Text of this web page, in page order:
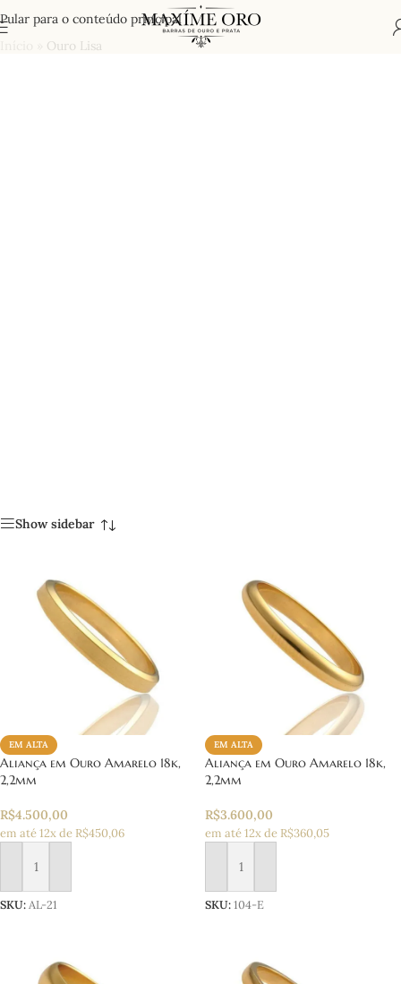
Pular para o conteúdo principal
Ouro Lisa
Show sidebar
EM ALTA
Aliança em Ouro Amarelo 18k,
2,2mm
R$4.500,00
em até 12x de R$450,06
Adicionar ao carrinho
SKU:AL-21
EM ALTA
Aliança em Ouro Amarelo 18k,
2,2mm
R$3.600,00
em até 12x de R$360,05
Adicionar ao carrinho
SKU:104-E